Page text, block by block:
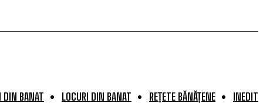
DIN BANAT LOCURI DIN BANAT REȚETE BĂNĂȚENE INEDIT